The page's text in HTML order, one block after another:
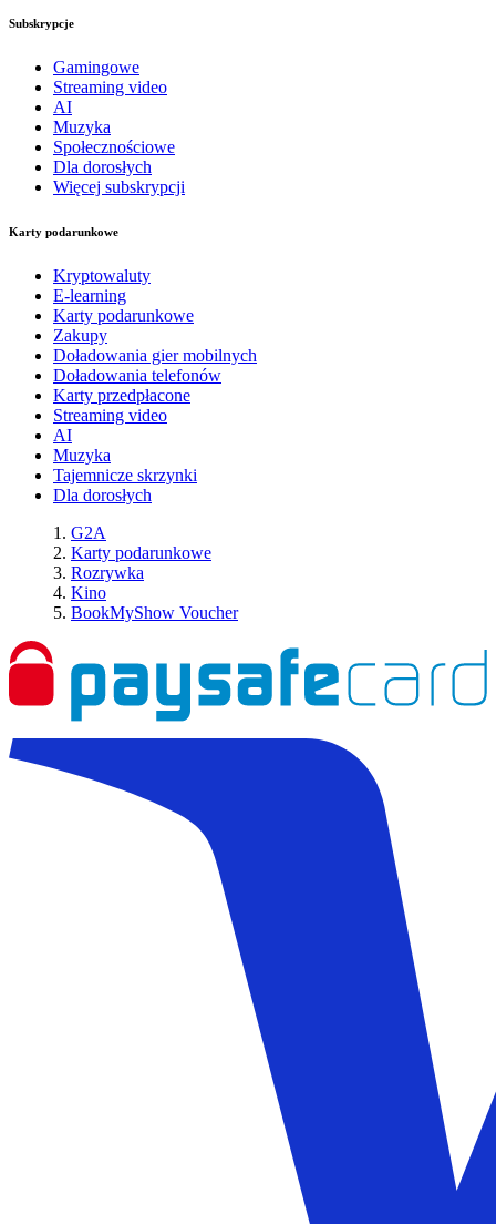
Subskrypcje
Gamingowe
Streaming video
AI
Muzyka
Społecznościowe
Dla dorosłych
Więcej subskrypcji
Karty podarunkowe
Kryptowaluty
E-learning
Karty podarunkowe
Zakupy
Doładowania gier mobilnych
Doładowania telefonów
Karty przedpłacone
Streaming video
AI
Muzyka
Tajemnicze skrzynki
Dla dorosłych
G2A
Karty podarunkowe
Rozrywka
Kino
BookMyShow Voucher